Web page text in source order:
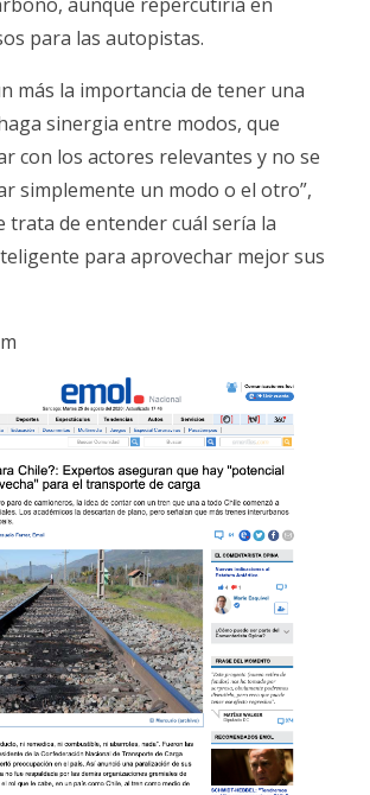
para las autopistas.
más la importancia de tener una
sinergia entre modos, que
con los actores relevantes y no se
simplemente un modo o el otro”,
trata de entender cuál sería la
para aprovechar mejor sus